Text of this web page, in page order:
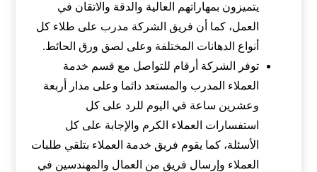
يتميزون بمهاراتهم العالية والدقة والاتقان في
العمل، كما أن فريق الشركة مدرب على طلاء كل
أنواع الدهانات المختلفة وعلى لصق ورق الحائط.
توفر الشركة أرقام للتواصل مع قسم خدمة
العملاء المدرب والمستعد دائما وعلى مدار أربعة
وعشرين ساعة في اليوم للرد على كل
استفسارات العملاء الكرم والإجابة على كل
الأسئلة، كما يقوم فريق خدمة العملاء بتلقي طلبات
العملاء وإرسال فريق من العمال والمهندسين في